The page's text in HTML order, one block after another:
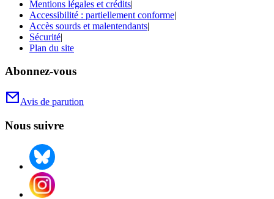
Mentions légales et crédits|
Accessibilité : partiellement conforme|
Accès sourds et malentendants|
Sécurité|
Plan du site
Abonnez-vous
Avis de parution
Nous suivre